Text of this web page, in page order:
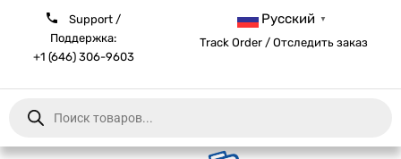
Support /
Поддержка:
+1 (646) 306-9603
Русский ▼
Track Order / Отследить заказ
Products
search